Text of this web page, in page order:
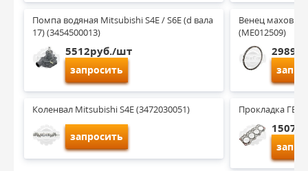
Помпа водяная Mitsubishi S4E / S6E (d вала
17) (3454500013)
5512руб./шт
запросить
Коленвал Mitsubishi S4E (3472030051)
запросить
Венец
(ME012509)
Прокладка ГБЦ